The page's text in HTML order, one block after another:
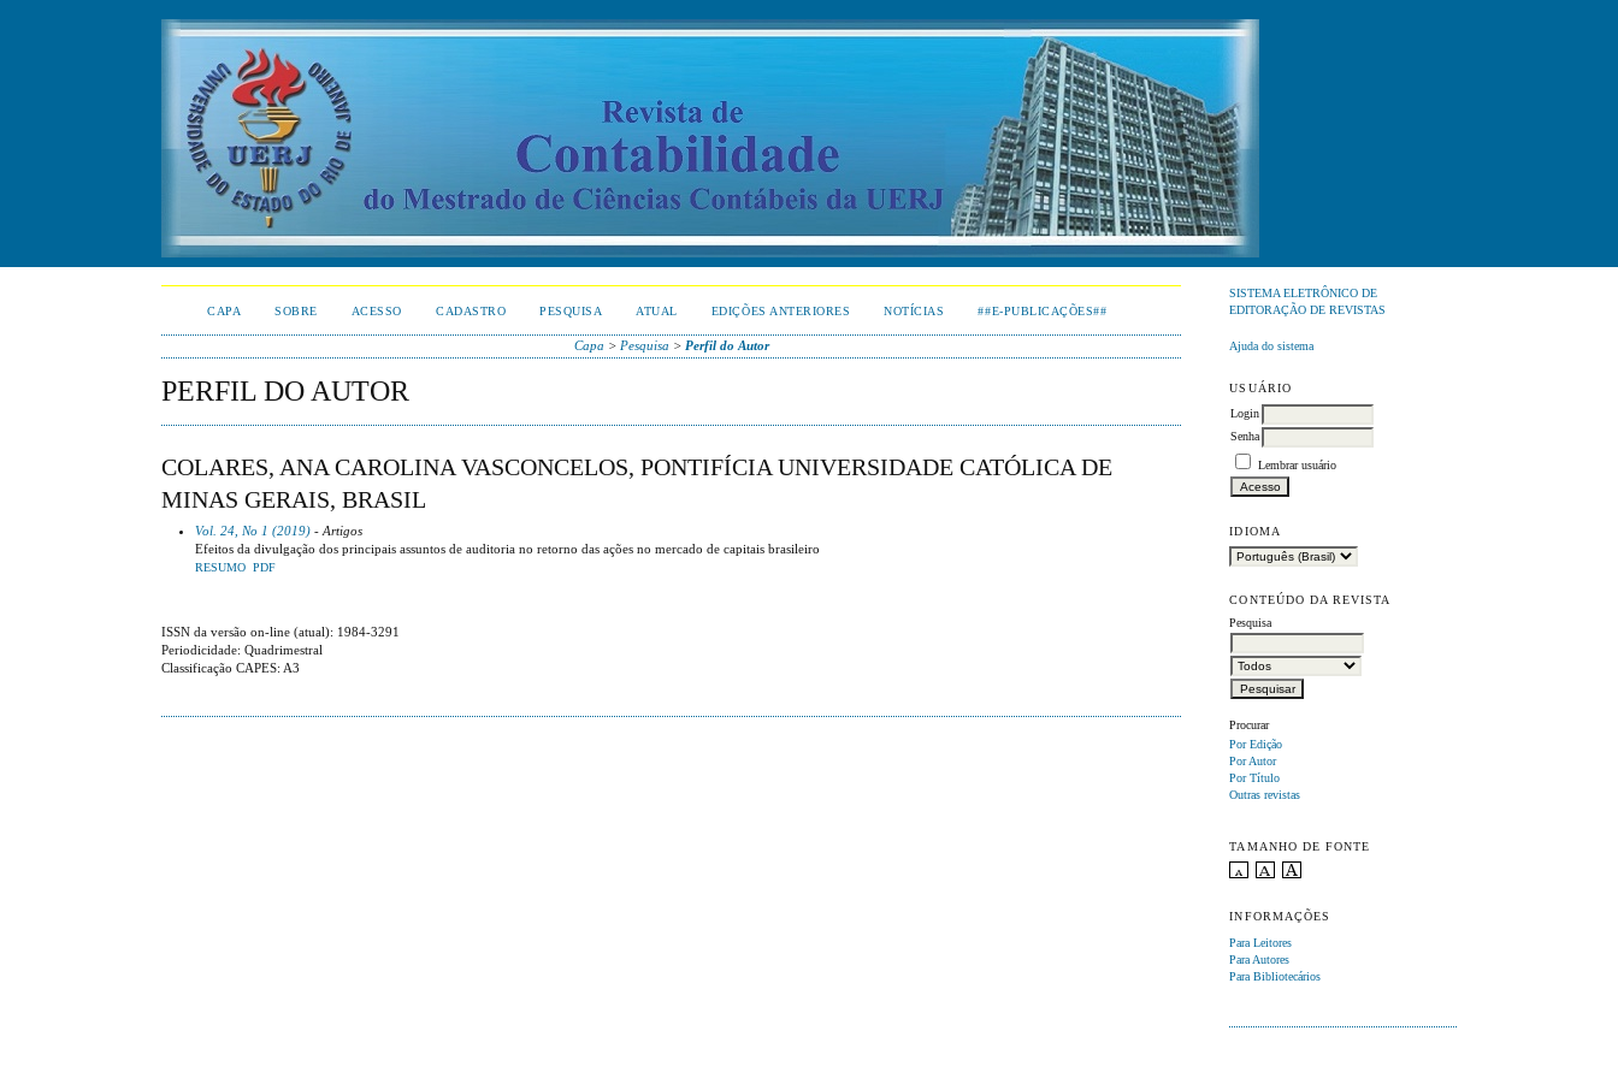
SISTEMA ELETRÔNICO DE
EDITORAÇÃO DE REVISTAS
Ajuda do sistema
USUÁRIO
Login
Senha
Lembrar usuário
IDIOMA
CONTEÚDO DA REVISTA
Pesquisa
Procurar
Por Edição
Por Autor
Por Título
Outras revistas
TAMANHO DE FONTE
INFORMAÇÕES
Para Leitores
Para Autores
Para Bibliotecários
CAPA SOBRE ACESSO CADASTRO PESQUISA ATUAL EDIÇÕES ANTERIORES NOTÍCIAS ##E-PUBLICAÇÕES##
Capa > Pesquisa > Perfil do Autor
PERFIL DO AUTOR
COLARES, ANA CAROLINA VASCONCELOS, PONTIFÍCIA UNIVERSIDADE CATÓLICA DE
MINAS GERAIS, BRASIL
Vol. 24, No 1 (2019) - Artigos
Efeitos da divulgação dos principais assuntos de auditoria no retorno das ações no mercado de capitais brasileiro
RESUMO PDF
ISSN da versão on-line (atual): 1984-3291
Periodicidade: Quadrimestral
Classificação CAPES: A3